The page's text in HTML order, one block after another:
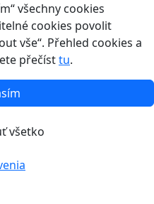
všechny cookies
cookies povolit
vše“. Přehled cookies a
přečísttu.
všetko